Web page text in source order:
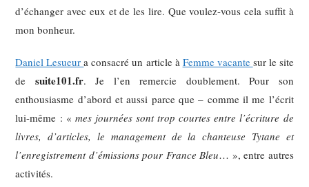
d’échanger avec eux et de les lire. Que voulez-vous cela suffit à
mon bonheur.
Daniel Lesueura consacré un article à Femme vacante sur le site
de suite101.fr. Je l’en remercie doublement. Pour son
enthousiasme d’abord et aussi parce que – comme il me l’écrit
lui-même : « mes journées sont trop courtes entre l’écriture de
livres, d’articles, le management de la chanteuse Tytane et
l’enregistrement d’émissions pour France Bleu… », entre autres
activités.